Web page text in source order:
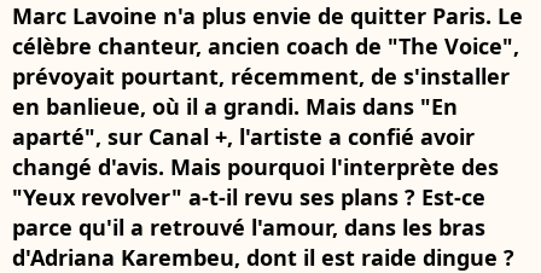
Marc Lavoine n'a plus envie de quitter Paris. Le
célèbre chanteur, ancien coach de "The Voice",
prévoyait pourtant, récemment, de s'installer
en banlieue, où il a grandi. Mais dans "En
aparté", sur Canal +, l'artiste a confié avoir
changé d'avis. Mais pourquoi l'interprète des
"Yeux revolver" a-t-il revu ses plans ? Est-ce
parce qu'il a retrouvé l'amour, dans les bras
d'Adriana Karembeu, dont il est raide dingue ?